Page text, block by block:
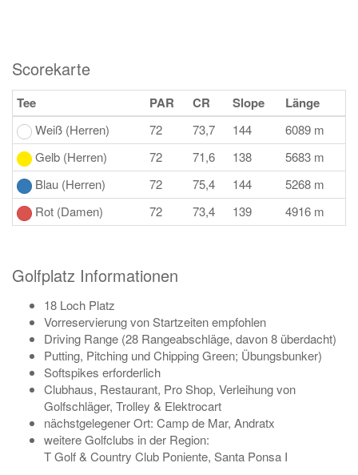
Scorekarte
Tee PAR CR Slope Länge
Weiß (Herren) 72 73,7 144
6089 m
Gelb (Herren)
72 71,6 138
5683 m
Blau (Herren)
72 75,4 144
5268 m
Rot (Damen)
72 73,4 139 4916 m
Golfplatz Informationen
18 Loch Platz
Vorreservierung von Startzeiten empfohlen
Driving Range (28 Rangeabschläge, davon 8 überdacht)
Putting, Pitching und Chipping Green; Übungsbunker)
Softspikes erforderlich
Clubhaus, Restaurant, Pro Shop, Verleihung von
Golfschläger, Trolley & Elektrocart
nächstgelegener Ort: Camp de Mar, Andratx
weitere Golfclubs in der Region:
T Golf & Country Club Poniente, Santa Ponsa I